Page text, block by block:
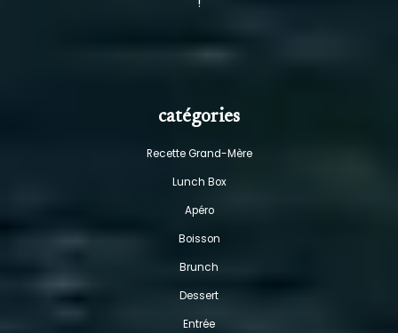
catégories
Recette Grand-Mère
Lunch Box
Apéro
Boisson
Brunch
Dessert
Entrée